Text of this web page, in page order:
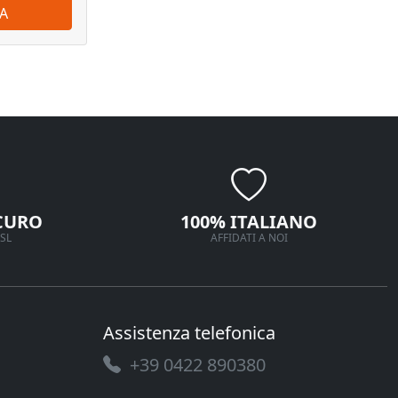
100% ITALIANO
AFFIDATI A NOI
Assistenza telefonica
+39 0422 890380